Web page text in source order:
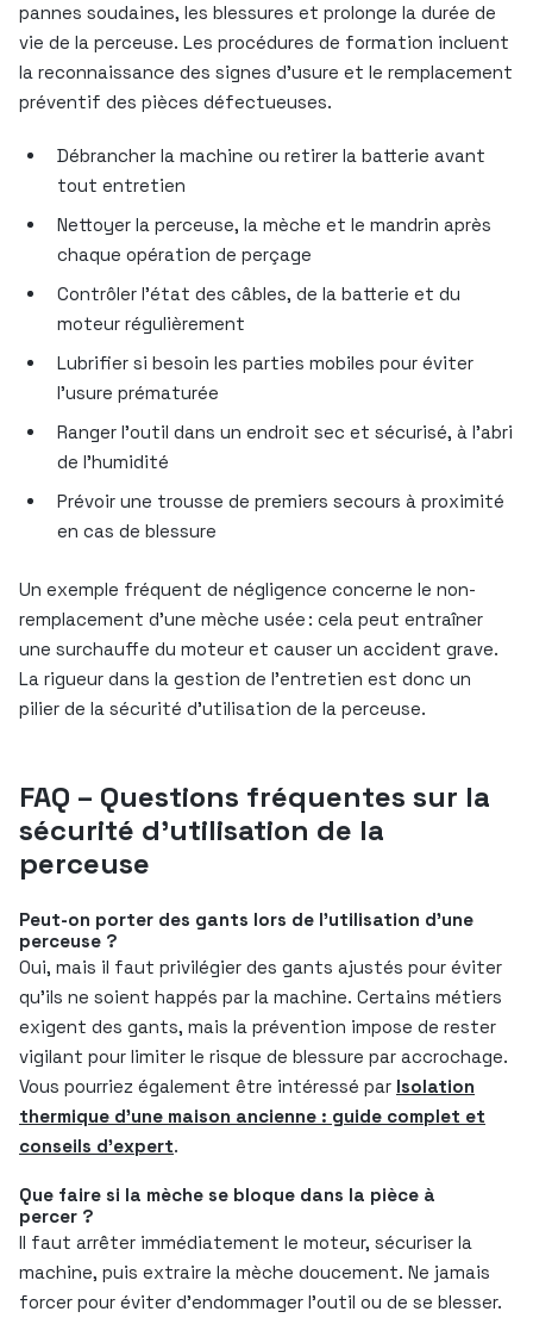
pannes soudaines, les blessures et prolonge la durée de
vie de la perceuse. Les procédures de formation incluent
la reconnaissance des signes d’usure et le remplacement
préventif des pièces défectueuses.
Débrancher la machine ou retirer la batterie avant
tout entretien
Nettoyer la perceuse, la mèche et le mandrin après
chaque opération de perçage
Contrôler l’état des câbles, de la batterie et du
moteur régulièrement
Lubrifier si besoin les parties mobiles pour éviter
l’usure prématurée
Ranger l’outil dans un endroit sec et sécurisé, à l’abri
de l’humidité
Prévoir une trousse de premiers secours à proximité
en cas de blessure
Un exemple fréquent de négligence concerne le non-
remplacement d’une mèche usée : cela peut entraîner
une surchauffe du moteur et causer un accident grave.
La rigueur dans la gestion de l’entretien est donc un
pilier de la sécurité d’utilisation de la perceuse.
FAQ – Questions fréquentes sur la
sécurité d’utilisation de la
perceuse
Peut-on porter des gants lors de l’utilisation d’une
perceuse ?
Oui, mais il faut privilégier des gants ajustés pour éviter
qu’ils ne soient happés par la machine. Certains métiers
exigent des gants, mais la prévention impose de rester
vigilant pour limiter le risque de blessure par accrochage.
Vous pourriez également être intéressé par Isolation
thermique d’une maison ancienne : guide complet et
conseils d’expert.
Que faire si la mèche se bloque dans la pièce à
percer ?
Il faut arrêter immédiatement le moteur, sécuriser la
machine, puis extraire la mèche doucement. Ne jamais
forcer pour éviter d’endommager l’outil ou de se blesser.